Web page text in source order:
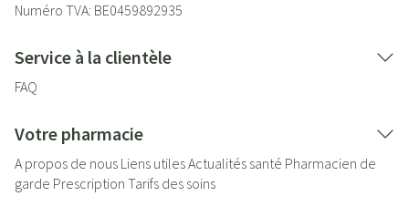
Numéro TVA: BE0459892935
Service à la clientèle
FAQ
Votre pharmacie
A propos de nous Liens utilesActualités santé Pharmacien de
garde Prescription Tarifs des soins